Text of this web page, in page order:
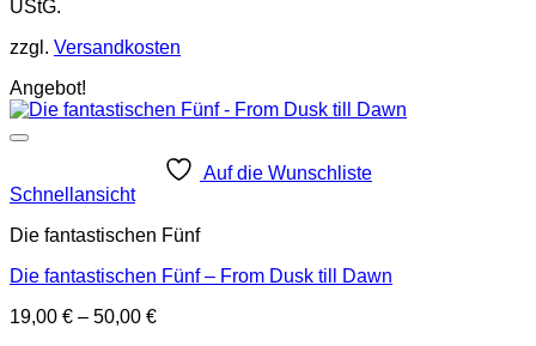
UStG.
zzgl. Versandkosten
Angebot!
Auf die Wunschliste
Schnellansicht
Die fantastischen Fünf
Die fantastischen Fünf – From Dusk till Dawn
19,00 € – 50,00 €